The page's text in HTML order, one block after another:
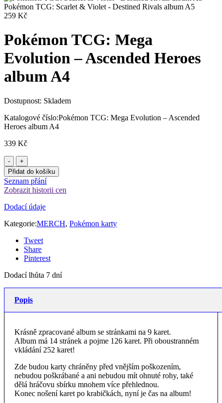
Pokémon TCG: Scarlet & Violet - Destined Rivals album A5
259 Kč
Pokémon TCG: Mega
Evolution – Ascended Heroes
album A4
Dostupnost: Skladem
Katalogové číslo:Pokémon TCG: Mega Evolution – Ascended
Heroes album A4
339 Kč
Přidat do košíku
Seznam přání
Zobrazit historii cen
Dodací údaje
Kategorie:MERCH, Pokémon karty
Tweet
Share
Pinterest
Dodací lhůta 7 dní
Popis
Krásně zpracované album se stránkami na 9 karet.
Album má 14 stránek a pojme 126 karet. Při oboustranném
vkládání 252 karet!
Zde budou karty chráněny před vnějším poškozením,
nebudou poškrábané a ani nebudou mít ohnuté rohy, také
dělá hráčovu sbírku mnohem více přehlednou.
Konec nošení karet po krabičkách, nyní je čas na album!